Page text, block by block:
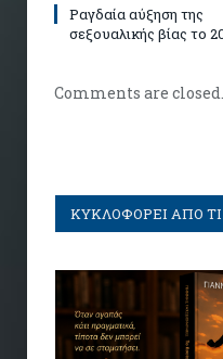
Ραγδαία αύξηση της
σεξουαλικής βίας το
Comments are closed.
ΚΥΚΛΟΦΟΡΕΙ ΑΠΟ